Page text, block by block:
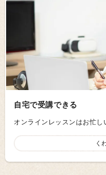
自宅で受講できる
オンラインレッスンはお忙し
く